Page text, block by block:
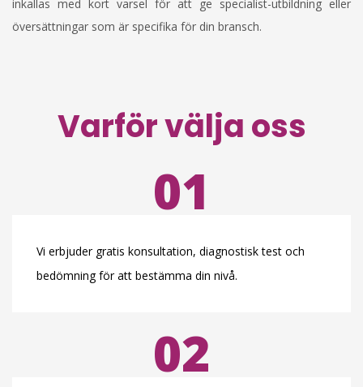
inkallas med kort varsel för att ge specialist-utbildning eller
översättningar som är specifika för din bransch.
Varför välja oss
01
Vi erbjuder gratis konsultation, diagnostisk test och
bedömning för att bestämma din nivå.
02